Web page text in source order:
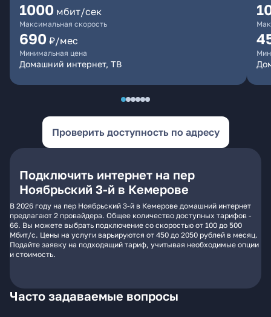
1000 мбит/сек
Максимальная скорость
690 ₽/мес
Минимальная цена
Домашний интернет, ТВ
Проверить доступность по адресу
Подключить интернет на пер
Ноябрьский 3-й в Кемерове
В 2026 году на пер Ноябрьский 3-й в Кемерове домашний интернет
предлагают 2 провайдера. Общее количество доступных тарифов -
66. Вы можете выбрать подключение со скоростью от 100 до 500
Мбит/с. Цены на услуги варьируются от 450 до 2050 рублей в месяц.
Подайте заявку на подходящий тариф, учитывая необходимые опции
и стоимость.
Часто задаваемые вопросы